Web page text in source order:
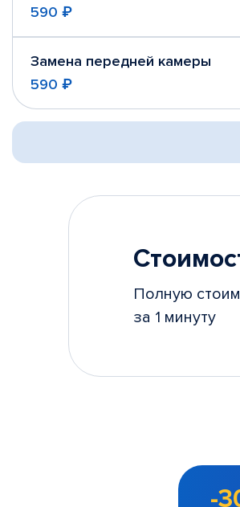
590 ₽
Замена передней камеры
590 ₽
Полную
за 1 минуту
-